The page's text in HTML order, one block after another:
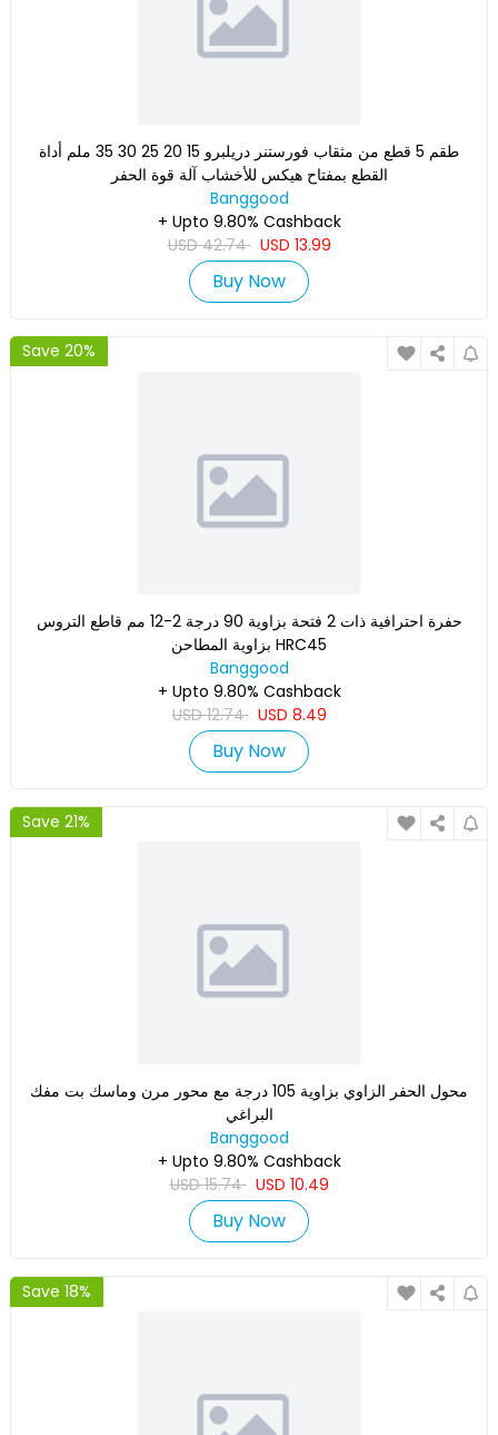
طقم 5 قطع من مثقاب فورستنر دريلبرو 15 20 25 30 35 ملم أداة
القطع بمفتاح هيكس للأخشاب آلة قوة الحفر
Banggood
+ Upto 9.80% Cashback
USD42.74 USD 13.99
Buy Now
Save 20%
حفرة احترافية ذات 2 فتحة بزاوية 90 درجة 2-12 مم قاطع التروس
بزاوية المطاحن HRC45
Banggood
+ Upto 9.80% Cashback
USD12.74 USD 8.49
Buy Now
Save 21%
محول الحفر الزاوي بزاوية 105 درجة مع محور مرن وماسك بت مفك
البراغي
Banggood
+ Upto 9.80% Cashback
USD15.74 USD 10.49
Buy Now
Save 18%